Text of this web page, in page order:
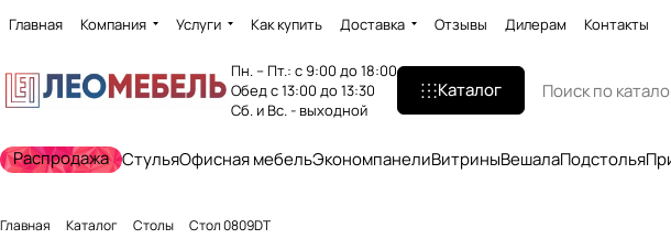
Главная Компания Услуги Как купить Доставка Отзывы Дилерам Контакты
Пн. – Пт.: с 9:00 до 18:00
Обед с 13:00 до 13:30
Сб. и Вс. - выходной
Каталог
Распродажа СтульяОфисная мебельЭкономпанелиВитриныВешалаПодстолья
Главная Каталог Столы Стол 0809DT